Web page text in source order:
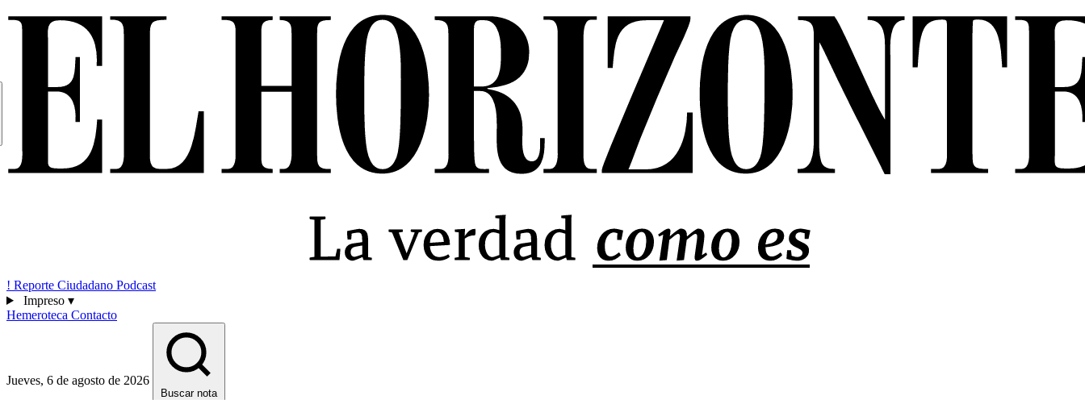
! Reporte Ciudadano Podcast
Impreso ▾
Hemeroteca Contacto
Jueves, 6 de agosto de 2026
Buscar nota